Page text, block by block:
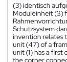
(3) identisch
Moduleinheit (3)
Schutzsystem
invention relates
unit (47) of a
unit (1) has a
the corner